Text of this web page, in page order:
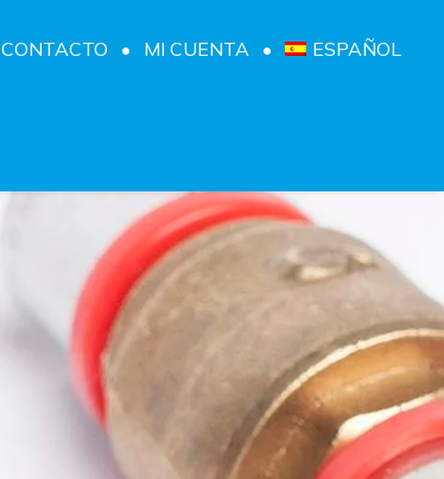
CONTACTO MI CUENTA ESPAÑOL